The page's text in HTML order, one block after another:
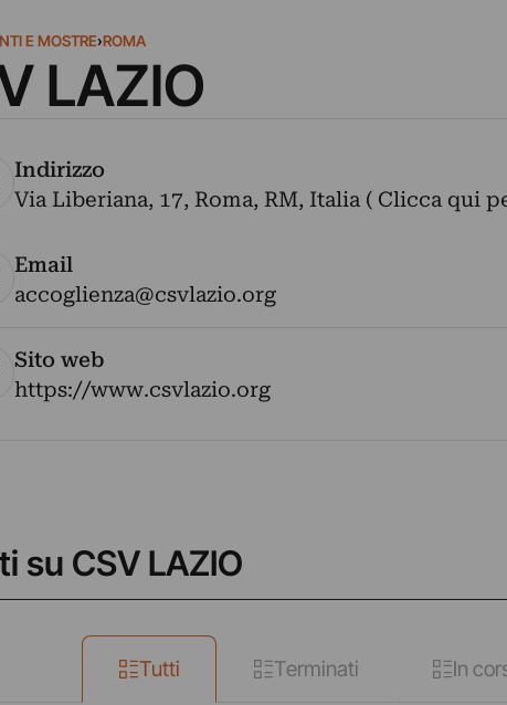
E MOSTRE›ROMA
LAZIO
Indirizzo
Via Liberiana, 17, Roma, RM, Italia ( Clicca qui
Email
accoglienza@csvlazio.org
Sito web
https://www.csvlazio.org
su CSV LAZIO
Tutti Terminati In